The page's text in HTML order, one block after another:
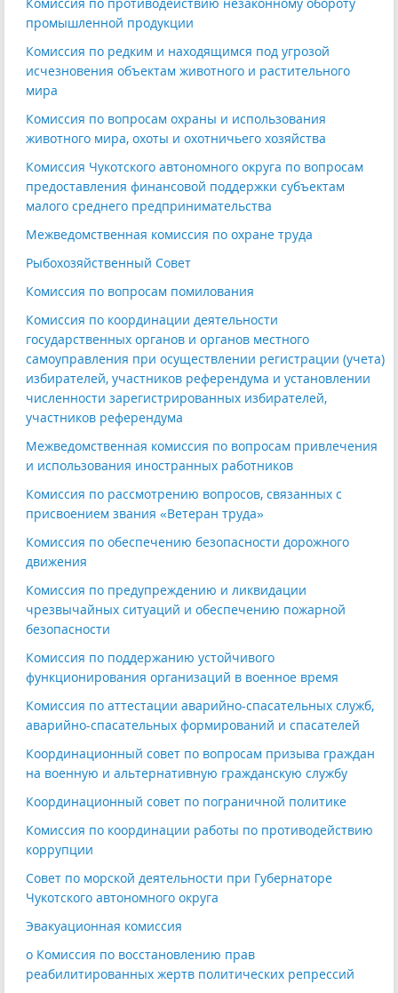
промышленной продукции
Комиссия по редким и находящимся под угрозой
исчезновения объектам животного и растительного
мира
Комиссия по вопросам охраны и использования
животного мира, охоты и охотничьего хозяйства
Комиссия Чукотского автономного округа по вопросам
предоставления финансовой поддержки субъектам
малого среднего предпринимательства
Межведомственная комиссия по охране труда
Рыбохозяйственный Совет
Комиссия по вопросам помилования
Комиссия по координации деятельности
государственных органов и органов местного
самоуправления при осуществлении регистрации (учета)
избирателей, участников референдума и установлении
численности зарегистрированных избирателей,
участников референдума
Межведомственная комиссия по вопросам привлечения
и использования иностранных работников
Комиссия по рассмотрению вопросов, связанных с
присвоением звания «Ветеран труда»
Комиссия по обеспечению безопасности дорожного
движения
Комиссия по предупреждению и ликвидации
чрезвычайных ситуаций и обеспечению пожарной
безопасности
Комиссия по поддержанию устойчивого
функционирования организаций в военное время
Комиссия по аттестации аварийно-спасательных служб,
аварийно-спасательных формирований и спасателей
Координационный совет по вопросам призыва граждан
на военную и альтернативную гражданскую службу
Координационный совет по пограничной политике
Комиссия по координации работы по противодействию
коррупции
Совет по морской деятельности при Губернаторе
Чукотского автономного округа
Эвакуационная комиссия
o Комиссия по восстановлению прав
реабилитированных жертв политических репрессий